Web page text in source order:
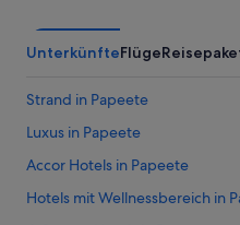
UnterkünfteFlüge
Strand in Papeete
Luxus in Papeete
Accor Hotels in Papeete
Hotels mit Wellnessbereich in